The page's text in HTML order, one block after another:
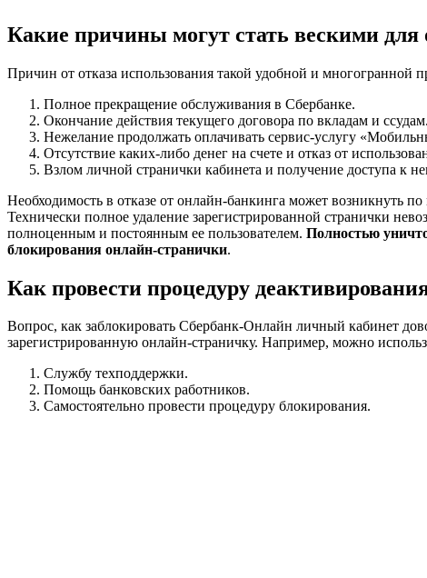
Какие причины могут стать вескими
Причин от отказа использования такой удобной и
Полное прекращение обслуживания в Сбербанке.
Окончание действия текущего договора по вкладам и ссудам.
Нежелание продолжать оплачивать сервис-услугу
Отсутствие каких-либо денег на счете и отказ от
Взлом личной странички кабинета и получение доступа к
Необходимость в отказе от онлайн-банкинга может возникнуть
Технически полное удаление зарегистрированной странички
полноценным и постоянным ее пользователем. Полностью
блокирования онлайн-странички.
Как провести процедуру
Вопрос, как заблокировать Сбербанк-Онлайн личный кабинет
зарегистрированную онлайн-страничку. Например, можно
Службу техподдержки.
Помощь банковских работников.
Самостоятельно провести процедуру блокирования.